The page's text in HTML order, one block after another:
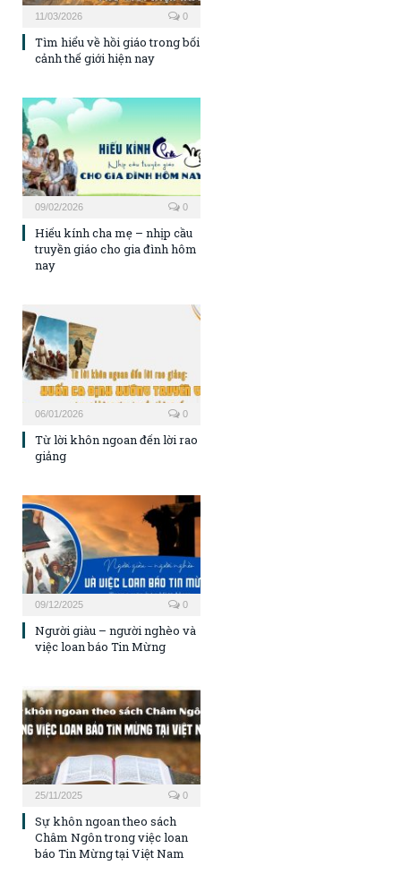
11/03/2026 0
Tìm hiểu về hồi giáo trong bối
cảnh thế giới hiện nay
09/02/2026 0
Hiếu kính cha mẹ – nhịp cầu
truyền giáo cho gia đình hôm
nay
06/01/2026 0
Từ lời khôn ngoan đến lời rao
giảng
09/12/2025 0
Người giàu – người nghèo và
việc loan báo Tin Mừng
25/11/2025 0
Sự khôn ngoan theo sách
Châm Ngôn trong việc loan
báo Tin Mừng tại Việt Nam